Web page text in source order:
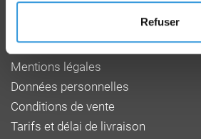
Refuser
Qui sommes-nous
Mentions légales
Données personnelles
Conditions de vente
Tarifs et délai de livraison